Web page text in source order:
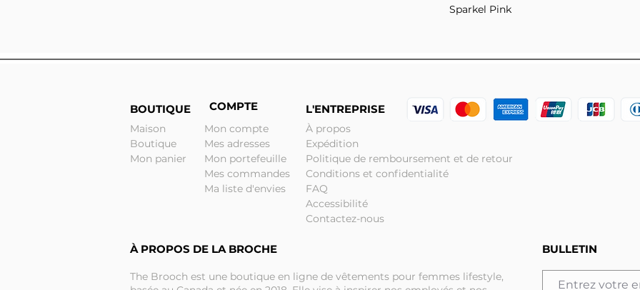
Aperçu rapide
Sparkel Pink
BOUTIQUE COMPTE L'ENTREPRISE
Maison
Boutique
Mon panier
Mon compte
Mes adresses
Mon portefeuille
Mes commandes
Ma liste d'envies
À propos
Expédition
Politique de remboursement et de retour
Conditions et confidentialité
FAQ
Accessibilité
Contactez-nous
À PROPOS DE LA BROCHE
The Brooch est une boutique en ligne de vêtements pour femmes lifestyle,
BULLETIN